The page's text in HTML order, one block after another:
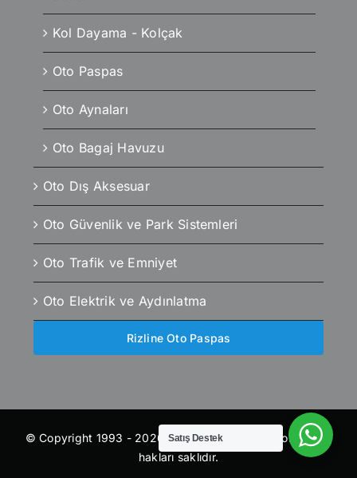
Kol Dayama - Kolçak
Oto Paspas
Oto Aynaları
Oto Bagaj Havuzu
Oto Dış Aksesuar
Oto Güvenlik ve Park Sistemleri
Oto Trafik ve Emniyet
Oto Elektrik ve Aydınlatma
Rizline Oto Paspas
© Copyright 1993 - 2026 | otoaksesuaroutlet.com | Tüm
hakları saklıdır.
Satış Destek